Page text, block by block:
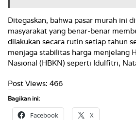
Ditegaskan, bahwa pasar murah ini
masyarakat yang benar-benar
dilakukan secara rutin setiap tahun
menjaga stabilitas harga menjelang
Nasional (HBKN) seperti Idulfitri,
Post Views: 466
Bagikan ini:
Facebook X